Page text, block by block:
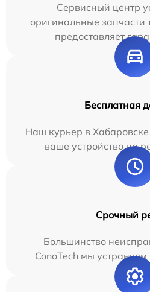
Сервисный центр
оригинальные запчасти
предоставляет
Бесплатная
Наш курьер в Хабаровске
ваше устройство на
Срочный
Большинство
ConoTech мы устраняем